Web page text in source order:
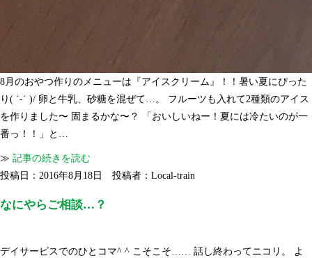
8月のおやつ作りのメニューは『アイスクリーム』！！暑い夏にぴった
り( ˙-˙ )/ 卵と牛乳、砂糖を混ぜて…。 フルーツも入れて2種類のアイス
を作りました〜 固まるかな〜？ 「おいしいねー！夏には冷たいのが一
番っ！！」と…
≫ 記事の続きを読む
投稿日：2016年8月18日 投稿者：Local-train
なにやらご相談…？
デイサービスでのひとコマ^ ^ こそこそ…… 話し終わってニコリ。 よ